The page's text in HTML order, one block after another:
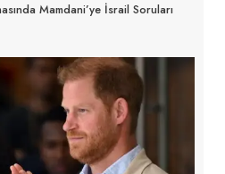
Mamdani’ye İsrail Soruları